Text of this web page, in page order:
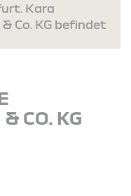
Kara
Co. KG befindet
CO. KG